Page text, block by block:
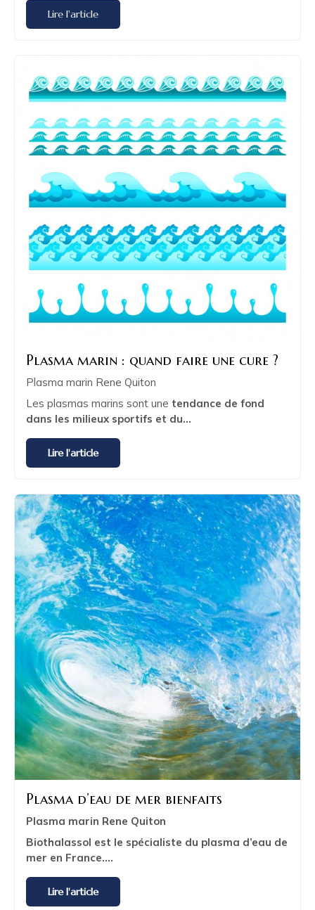
Lire l'article
Plasma marin : quand faire une cure ?
Plasma marin Rene Quiton
Les plasmas marins sont une tendance de fond
dans les milieux sportifs et du...
Lire l'article
Plasma d’eau de mer bienfaits
Plasma marin Rene Quiton
Biothalassol est le spécialiste du plasma d’eau de
mer en France....
Lire l'article